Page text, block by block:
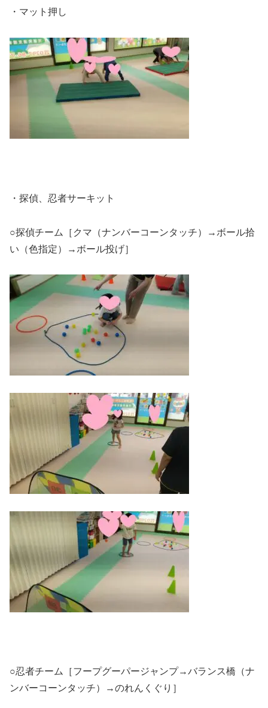
・マット押し
・探偵、忍者サーキット
○探偵チーム［クマ（ナンバーコーンタッチ）→ボール拾
い（色指定）→ボール投げ］
○忍者チーム［フープグーパージャンプ→バランス橋（ナ
ンバーコーンタッチ）→のれんくぐり］